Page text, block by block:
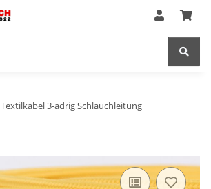
Textilkabel 3-adrig Schlauchleitung